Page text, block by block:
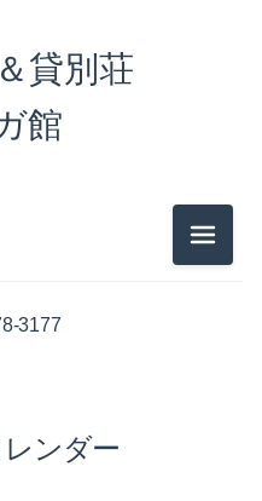
3177
貸別荘
館
メニュ
ンダー